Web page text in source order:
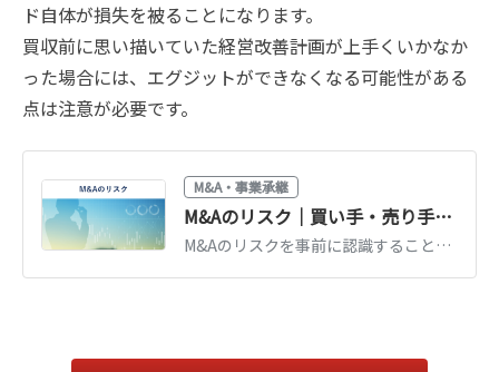
ド自体が損失を被ることになります。
買収前に思い描いていた経営改善計画が上手くいかなか
った場合には、エグジットができなくなる可能性がある
点は注意が必要です。
M&A・事業承継
M&Aのリスク｜買い手・売り手のリスクや対処法を解説
M&Aのリスクを事前に認識することで、トラブルや損失を回避しやすくなります。M&Aで注意すべきリスクの種類やリスクマネジメント手法などについて、公認会計士が具体的な事例を交えてわかりやすく解説します。（公認会計士監修記事）